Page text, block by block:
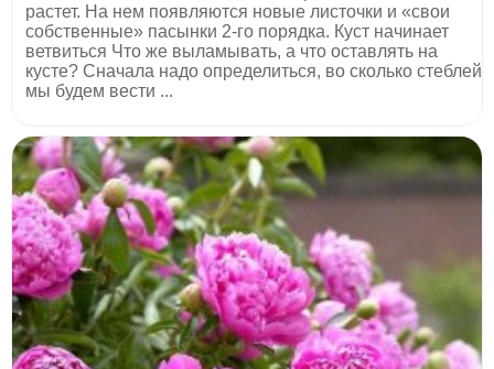
растет. На нем появляются новые листочки и «свои
собственные» пасынки 2-го порядка. Куст начинает
ветвиться Что же выламывать, а что оставлять на
кусте? Сначала надо определиться, во сколько стеблей
мы будем вести ...